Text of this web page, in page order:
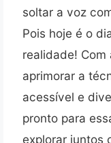
soltar a voz
Pois hoje é o
realidade!
aprimorar a
acessível e
pronto para
explorar juntos